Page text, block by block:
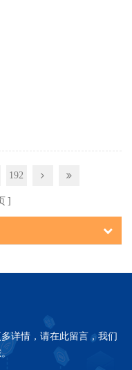
192
详情，请在此留言，我们